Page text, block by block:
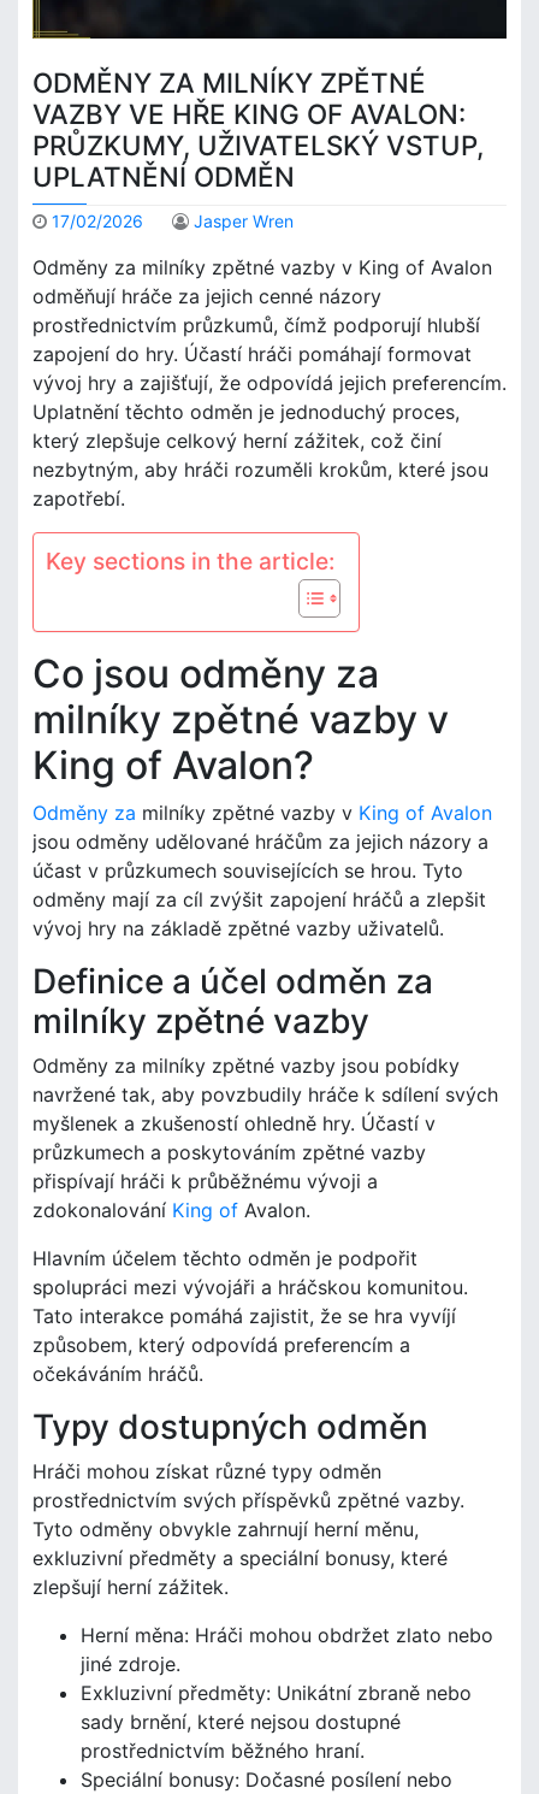
ODMĚNY ZA MILNÍKY ZPĚTNÉ
VAZBY VE HŘE KING OF AVALON:
PRŮZKUMY, UŽIVATELSKÝ VSTUP,
UPLATNĚNÍ ODMĚN
17/02/2026 Jasper Wren
Odměny za milníky zpětné vazby v King of Avalon
odměňují hráče za jejich cenné názory
prostřednictvím průzkumů, čímž podporují hlubší
zapojení do hry. Účastí hráči pomáhají formovat
vývoj hry a zajišťují, že odpovídá jejich preferencím.
Uplatnění těchto odměn je jednoduchý proces,
který zlepšuje celkový herní zážitek, což činí
nezbytným, aby hráči rozuměli krokům, které jsou
zapotřebí.
Key sections in the article:
Co jsou odměny za
milníky zpětné vazby v
King of Avalon?
Odměny za milníky zpětné vazby v King of Avalon
jsou odměny udělované hráčům za jejich názory a
účast v průzkumech souvisejících se hrou. Tyto
odměny mají za cíl zvýšit zapojení hráčů a zlepšit
vývoj hry na základě zpětné vazby uživatelů.
Definice a účel odměn za
milníky zpětné vazby
Odměny za milníky zpětné vazby jsou pobídky
navržené tak, aby povzbudily hráče k sdílení svých
myšlenek a zkušeností ohledně hry. Účastí v
průzkumech a poskytováním zpětné vazby
přispívají hráči k průběžnému vývoji a
zdokonalování King of Avalon.
Hlavním účelem těchto odměn je podpořit
spolupráci mezi vývojáři a hráčskou komunitou.
Tato interakce pomáhá zajistit, že se hra vyvíjí
způsobem, který odpovídá preferencím a
očekáváním hráčů.
Typy dostupných odměn
Hráči mohou získat různé typy odměn
prostřednictvím svých příspěvků zpětné vazby.
Tyto odměny obvykle zahrnují herní měnu,
exkluzivní předměty a speciální bonusy, které
zlepšují herní zážitek.
Herní měna: Hráči mohou obdržet zlato nebo
jiné zdroje.
Exkluzivní předměty: Unikátní zbraně nebo
sady brnění, které nejsou dostupné
prostřednictvím běžného hraní.
Speciální bonusy: Dočasné posílení nebo